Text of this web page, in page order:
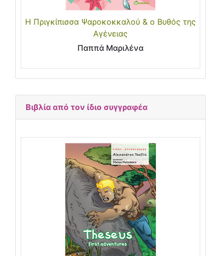
Η Πριγκίπισσα Ψαροκοκκαλού & ο Βυθός της
Αγένειας
Παππά Μαριλένα
Βιβλία από τον ίδιο συγγραφέα